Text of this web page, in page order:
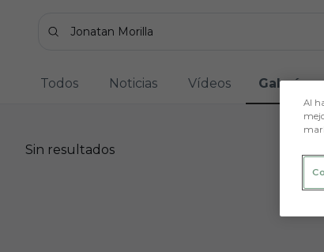
Introduce tu búsqueda, espera unos
Todos Noticias Vídeos Galerías
Sin resultados
Al